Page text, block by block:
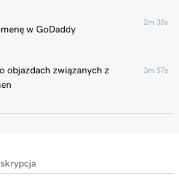
w GoDaddy
2m 35s
objazdach związanych z
3m 57s
e -mail